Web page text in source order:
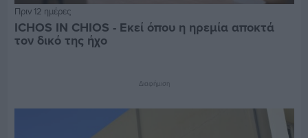
Πριν 12 ημέρες
ICHOS IN CHIOS - Εκεί όπου η ηρεμία αποκτά
τον δικό της ήχο
Διαφήμιση